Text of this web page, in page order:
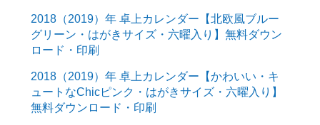
2018（2019）年 卓上カレンダー【北欧風ブルー
グリーン・はがきサイズ・六曜入り】無料ダウン
ロード・印刷
2018（2019）年 卓上カレンダー【かわいい・キ
ュートなChicピンク・はがきサイズ・六曜入り】
無料ダウンロード・印刷